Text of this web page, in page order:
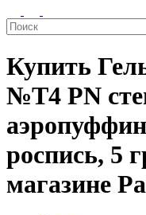
Купить
№T4 PN
роспись, 5
магазине